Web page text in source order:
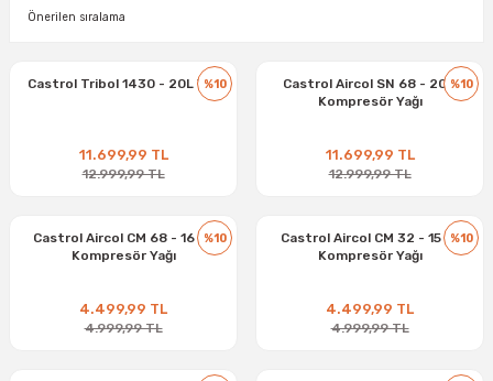
%10
Castrol Tribol 1430 - 20L Yağ
11.699,99 TL
12.999,99 TL
%10
Castrol Aircol SN 68 - 20 L
Kompresör Yağı
11.699,99 TL
12.999,99 TL
%10
Castrol Aircol CM 68 - 16 kg
Kompresör Yağı
4.499,99 TL
4.999,99 TL
%10
Castrol Aircol CM 32 - 15 kg
Kompresör Yağı
4.499,99 TL
4.999,99 TL